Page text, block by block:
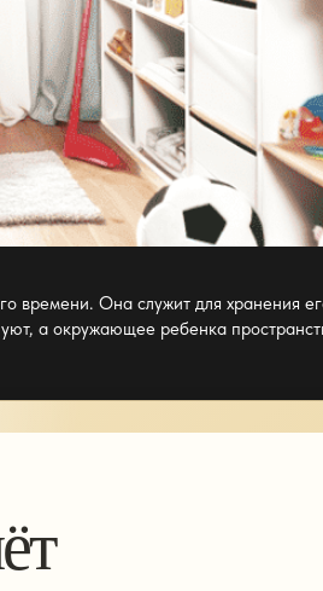
времени. Она служит для хранения
а окружающее ребенка